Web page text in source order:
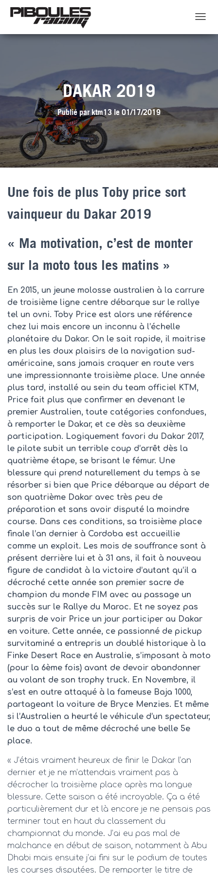
É
N
V
G
A
T
DAKAR 2019
Publié par ktm13 le 01/17/2019
Une fois de plus Toby price sort
vainqueur du Dakar 2019
« Ma motivation, c’est de monter
sur la moto tous les matins »
En 2015, un jeune molosse australien à la carrure
de troisième ligne centre débarque sur le rallye
tel un ovni. Toby Price est alors une référence
chez lui mais encore un inconnu à l’échelle
planétaire du Dakar. On le sait rapide, il maitrise
en plus les doux plaisirs de la navigation sud-
américaine, sans jamais craquer en route vers
une impressionnante troisième place. Une année
plus tard, installé au sein du team officiel KTM,
Price fait plus que confirmer en devenant le
premier Australien, toute catégories confondues,
à remporter le Dakar, et ce dès sa deuxième
participation. Logiquement favori du Dakar 2017,
le pilote subit un terrible coup d’arrêt dès la
quatrième étape, se brisant le fémur. Une
blessure qui prend naturellement du temps à se
résorber si bien que Price débarque au départ de
son quatrième Dakar avec très peu de
préparation et sans avoir disputé la moindre
course. Dans ces conditions, sa troisième place
finale l’an dernier à Cordoba est accueillie
comme un exploit. Les mois de souffrance sont à
présent derrière lui et à 31 ans, il fait à nouveau
figure de candidat à la victoire d’autant qu’il a
décroché cette année son premier sacre de
champion du monde FIM avec au passage un
succès sur le Rallye du Maroc. Et ne soyez pas
surpris de voir Price un jour participer au Dakar
en voiture. Cette année, ce passionné de pickup
survitaminé a entrepris un doublé historique à la
Finke Desert Race en Australie, s’imposant à moto
(pour la 6ème fois) avant de devoir abandonner
au volant de son trophy truck. En Novembre, il
s’est en outre attaqué à la fameuse Baja 1000,
partageant la voiture de Bryce Menzies. Et même
si l’Australien a heurté le véhicule d’un spectateur,
le duo a tout de même décroché une belle 5e
place.
« J’étais vraiment heureux de finir le Dakar l’an
dernier et je ne m’attendais vraiment pas à
décrocher la troisième place après ma longue
blessure. Cette saison a été incroyable. Ça a été
particulièrement dur et là encore je ne pensais pas
terminer tout en haut du classement du
championnat du monde. J’ai eu pas mal de
malchance en début de saison, notamment à Abu
Dhabi mais ensuite j’ai fini sur le podium de toutes
les courses disputées. De remporter le titre de